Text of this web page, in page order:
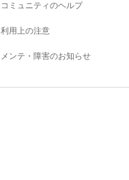
コミュニティのヘルプ
利用上の注意
メンテ・障害のお知らせ